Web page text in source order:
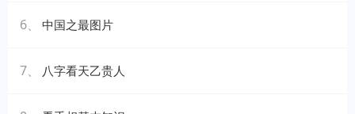
6、 中国之最图片
7、 八字看天乙贵人